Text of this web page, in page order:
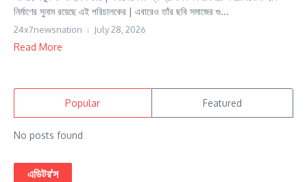
নির্মাণের সুনাম রয়েছে এই পরিচালকের | এবারেও তাঁর ছবি সমাজের গু...
24x7newsnation July 28, 2026
Read More
Popular Featured
No posts found
এডিটর'স